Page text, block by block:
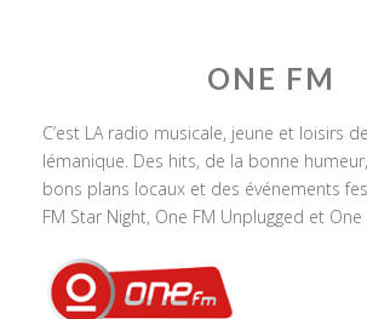
ONE FM
C’est LA radio musicale, jeune et loisirs
lémanique. Des hits, de la bonne
bons plans locaux et des événements
FM Star Night, One FM Unplugged et One